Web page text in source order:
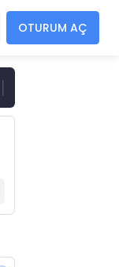
OTURUM AÇ
377,25 USD
Gemi Söküm